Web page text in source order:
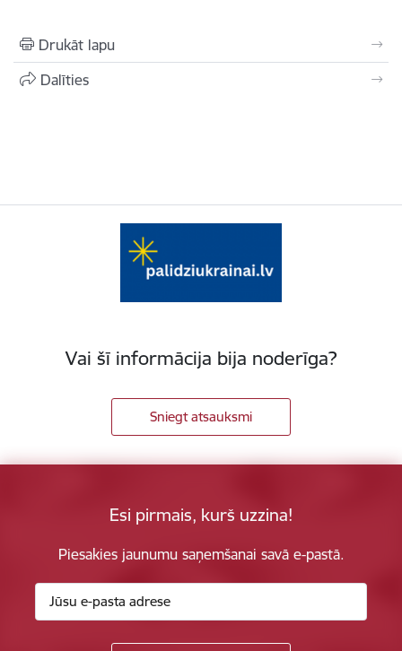
Drukāt lapu
Dalīties
Vai šī informācija bija noderīga?
Sniegt atsauksmi
Esi pirmais, kurš uzzina!
Piesakies jaunumu saņemšanai savā e-pastā.